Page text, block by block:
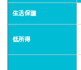
生活保護
低所得